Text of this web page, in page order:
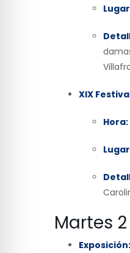
XIX
Hora:
Martes